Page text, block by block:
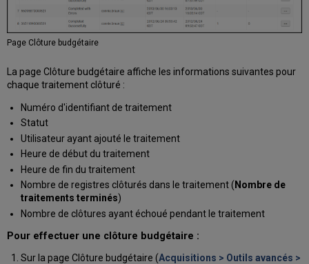
Page Clôture budgétaire
La page Clôture budgétaire affiche les informations suivantes pour
chaque traitement clôturé :
Numéro d'identifiant de traitement
Statut
Utilisateur ayant ajouté le traitement
Heure de début du traitement
Heure de fin du traitement
Nombre de registres clôturés dans le traitement ( Nombre de
traitements terminés)
Nombre de clôtures ayant échoué pendant le traitement
Pour effectuer une clôture budgétaire :
Sur la page Clôture budgétaire (Acquisitions > Outils avancés >